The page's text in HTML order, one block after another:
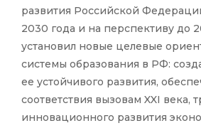
развития Российской
2030 года и на перспективу до
установил новые целевые
системы образования в РФ:
ее устойчивого развития,
соответствия вызовам XXI века,
инновационного развития